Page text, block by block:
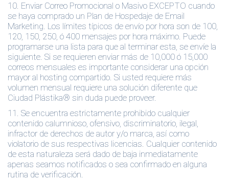
10. Enviar Correo Promocional o Masivo EXCEPTO cuando
se haya comprado un Plan de Hospedaje de Email
Marketing. Los límites típicos de envío por hora son de 100,
120, 150, 250, ó 400 mensajes por hora máximo. Puede
programarse una lista para que al terminar esta, se envíe la
siguiente. Si se requieren enviar más de 10,000 ó 15,000
correos mensuales es importante considerar una opción
mayor al hosting compartido. Si usted requiere más
volumen mensual requiere una solución diferente que
Ciudad Plástika® sin duda puede proveer.
11. Se encuentra estrictamente prohibido cualquier
contenido calumnioso, ofensivo, discriminatorio, ilegal,
infractor de derechos de autor y/o marca, así como
violatorio de sus respectivas licencias. Cualquier contenido
de esta naturaleza será dado de baja inmediatamente
apenas seamos notificados o sea confirmado en alguna
rutina de verificación.